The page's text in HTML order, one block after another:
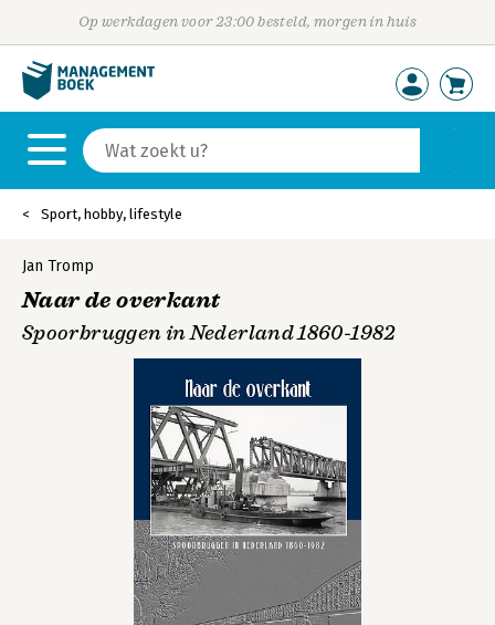
Op werkdagen voor 23:00 besteld, morgen in huis
Sport, hobby, lifestyle
Jan Tromp
Naar de overkant
Spoorbruggen in Nederland 1860-1982